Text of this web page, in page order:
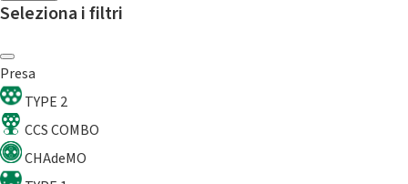
Seleziona i filtri
Presa
TYPE 2
CCS COMBO
CHAdeMO